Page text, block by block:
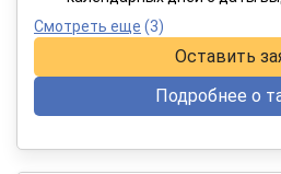
Смотреть еще (3)
Оставить
Подробнее о